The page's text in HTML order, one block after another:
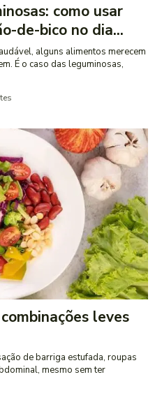
como usar
de-bico no dia...
alguns alimentos merecem
É o caso das leguminosas,
leves
de barriga estufada, roupas
mesmo sem ter